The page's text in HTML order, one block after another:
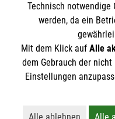
Drensteinfurt
Bank: Pax-Bank
IBAN:
BIC / S.W.I.F.T.:
So finden Sie
Sendenhorster
48317 Drensteinfurt
Email:
Der Malteser Hilfsdienst
Gewerbesteuer befreit.
Technisch
werden, da ein
Mit dem Klick auf Alle
dem Gebrauch der
Einstellungen